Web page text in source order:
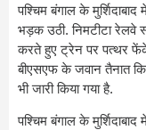
पश्चिम बंगाल के
भड़क उठी. निमटीटा रेलवे
करते हुए ट्रेन पर पत्थर
बीएसएफ के जवान तैनात
भी जारी किया गया है.
पश्चिम बंगाल के